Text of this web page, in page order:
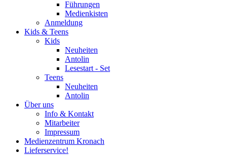
Führungen
Medienkisten
Anmeldung
Kids & Teens
Kids
Neuheiten
Antolin
Lesestart - Set
Teens
Neuheiten
Antolin
Über uns
Info & Kontakt
Mitarbeiter
Impressum
Medienzentrum Kronach
Lieferservice!